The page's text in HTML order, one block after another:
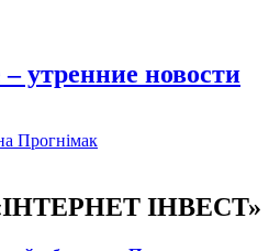
утренние новости
Прогнімак
ІНВЕСТ»